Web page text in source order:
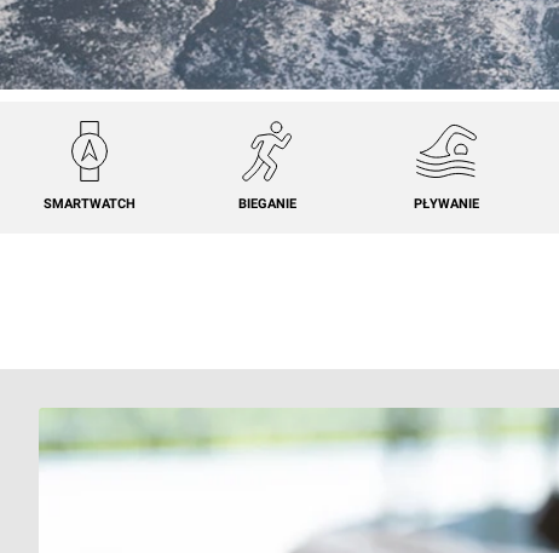
SMARTWATCH BIEGANIE PŁYWANIE